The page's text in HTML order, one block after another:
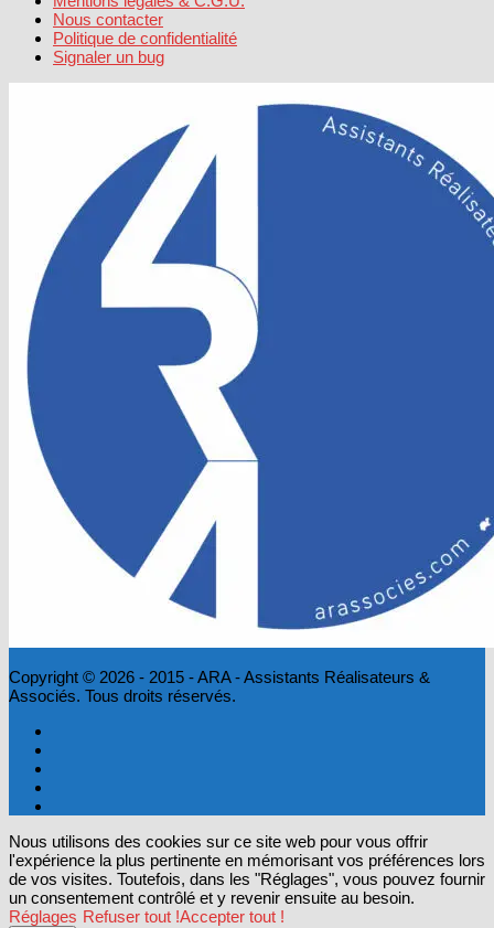
Nous contacter
Politique de confidentialité
Signaler un bug
Copyright © 2026 - 2015 - ARA - Assistants Réalisateurs &
Associés. Tous droits réservés.
Nous utilisons des cookies sur ce site web pour vous offrir
l'expérience la plus pertinente en mémorisant vos préférences lors
de vos visites. Toutefois, dans les "Réglages", vous pouvez fournir
un consentement contrôlé et y revenir ensuite au besoin.
Réglages Refuser tout !Accepter tout !